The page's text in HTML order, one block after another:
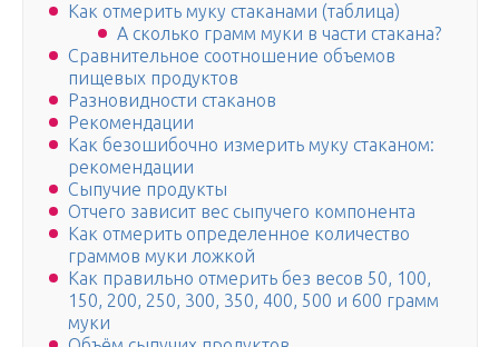
Как отмерить муку стаканами (таблица)
А сколько грамм муки в части стакана?
Сравнительное соотношение объемов
пищевых продуктов
Разновидности стаканов
Рекомендации
Как безошибочно измерить муку стаканом:
рекомендации
Сыпучие продукты
Отчего зависит вес сыпучего компонента
Как отмерить определенное количество
граммов муки ложкой
Как правильно отмерить без весов 50, 100,
150, 200, 250, 300, 350, 400, 500 и 600 грамм
муки